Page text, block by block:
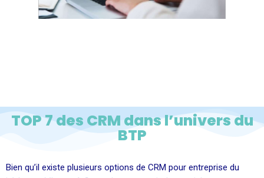
TOP 7 des CRM dans l’univers du
BTP
Bien qu’il existe plusieurs options de CRM pour entreprise du